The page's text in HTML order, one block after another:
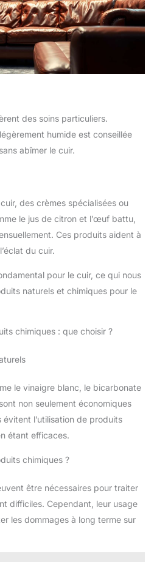
des soins particuliers.
humide est conseillée
abîmer le cuir.
des crèmes spécialisées ou
le jus de citron et l’œuf battu,
Ces produits aident à
du cuir.
pour le cuir, ce qui nous
naturels et chimiques pour le
chimiques : que choisir ?
le vinaigre blanc, le bicarbonate
non seulement économiques
évitent l’utilisation de produits
étant efficaces.
chimiques ?
être nécessaires pour traiter
difficiles. Cependant, leur usage
les dommages à long terme sur